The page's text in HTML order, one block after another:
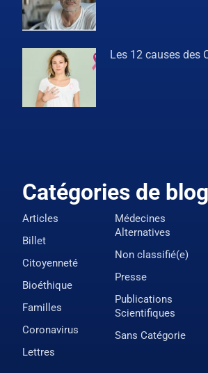
Les 12 causes des
Catégories de
Articles
Billet
Citoyenneté
Bioéthique
Familles
Coronavirus
Lettres
Médecines
Alternatives
Non classifié(e)
Presse
Publications
Scientifiques
Sans Catégorie